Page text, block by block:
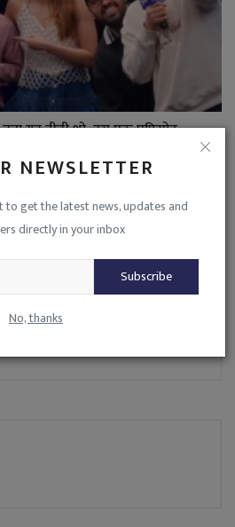
NEWSLETTER
to get the latest news, updates and
directly in your inbox
Subscribe
No, thanks
यह टीवी शो, इस एक एपिसोड...